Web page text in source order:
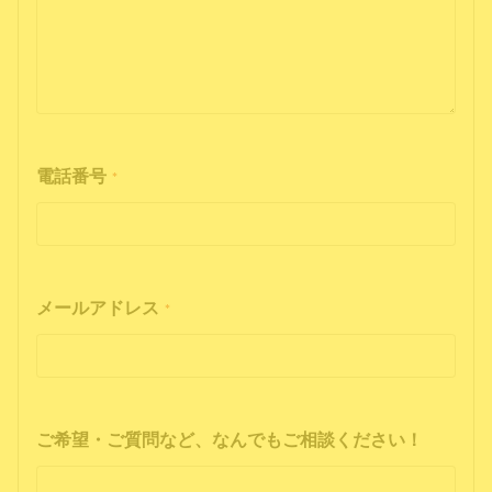
電話番号 *
メールアドレス *
ご希望・ご質問など、なんでもご相談ください！